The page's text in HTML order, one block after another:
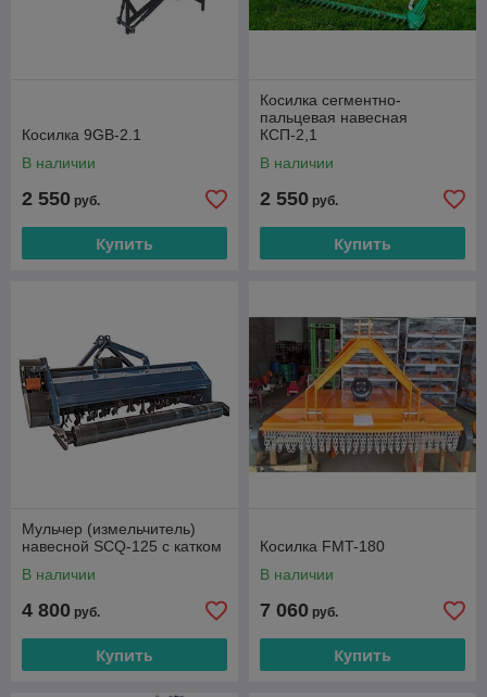
Косилка 9GB-2.1
В наличии
2 550 руб.
Купить
Косилка сегментно-
пальцевая навесная
КСП-2,1
В наличии
2 550 руб.
Купить
Мульчер (измельчитель)
навесной SCQ-125 с катком
В наличии
4 800 руб.
Купить
Косилка FMT-180
В наличии
7 060 руб.
Купить